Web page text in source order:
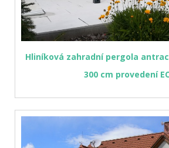
Hliníková zahradní pergola
300 cm provedení